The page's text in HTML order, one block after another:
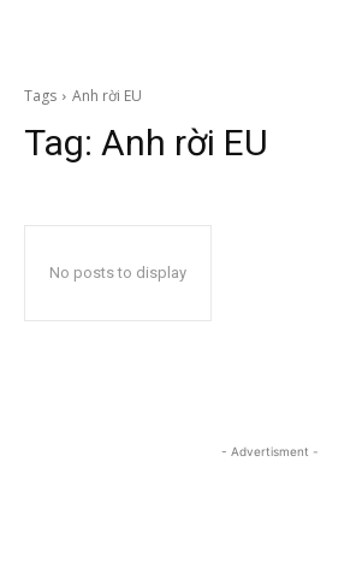
Tags Anh rời EU
Tag: Anh rời EU
No posts to display
- Advertisment -